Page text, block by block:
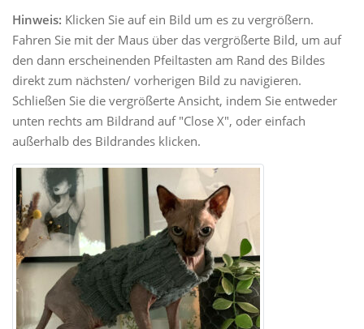
Hinweis: Klicken Sie auf ein Bild um es zu vergrößern.
Fahren Sie mit der Maus über das vergrößerte Bild, um auf
den dann erscheinenden Pfeiltasten am Rand des Bildes
direkt zum nächsten/ vorherigen Bild zu navigieren.
Schließen Sie die vergrößerte Ansicht, indem Sie entweder
unten rechts am Bildrand auf "Close X", oder einfach
außerhalb des Bildrandes klicken.